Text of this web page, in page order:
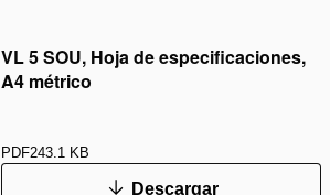
VL 5 SOU, Hoja de especificaciones,
A4 métrico
PDF243.1 KB
Descargar